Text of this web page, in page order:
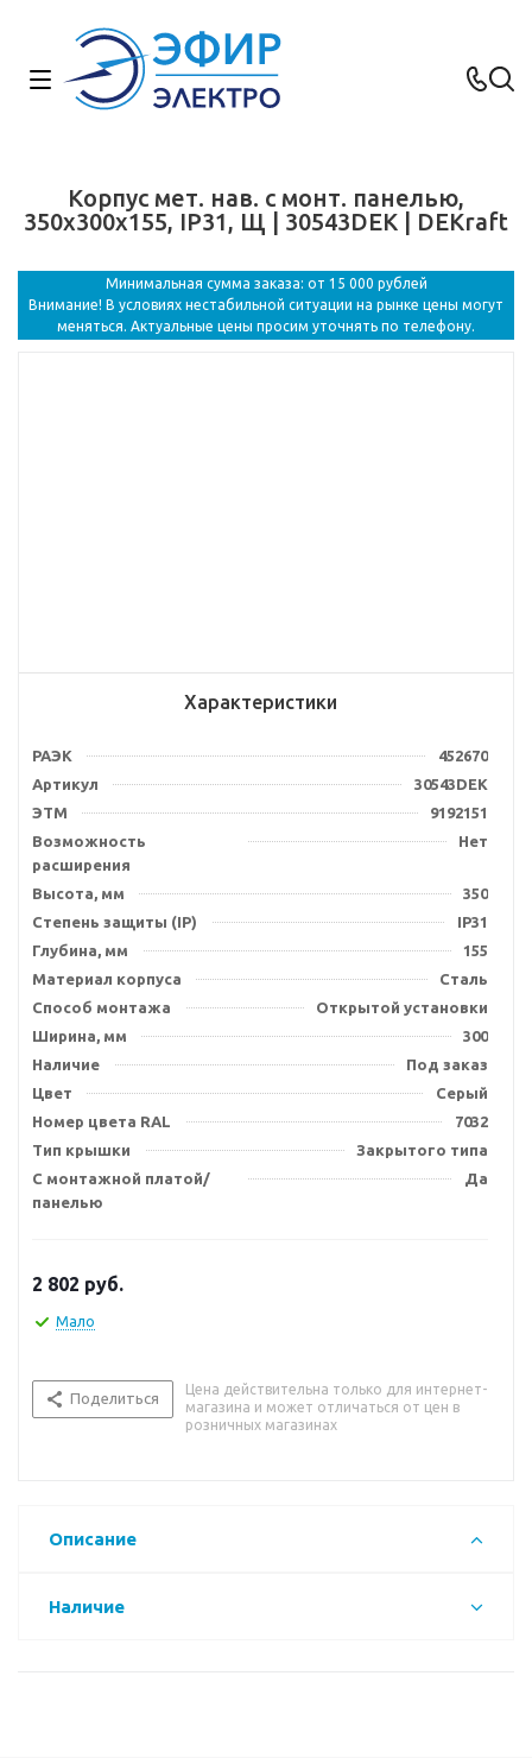
Корпус мет. нав. с монт. панелью,
350х300х155, IP31, Щ | 30543DEK | DEKraft
Минимальная сумма заказа: от 15 000 рублей
Внимание! В условиях нестабильной ситуации на рынке цены могут
меняться. Актуальные цены просим уточнять по телефону.
Характеристики
РАЭК
452670
Артикул
30543DEK
ЭТМ
9192151
Возможность
расширения
Нет
Высота, мм
350
Степень защиты (IP)
IP31
Глубина, мм
155
Материал корпуса
Сталь
Способ монтажа
Открытой установки
Ширина, мм
300
Наличие
Под заказ
Цвет
Серый
Номер цвета RAL
7032
Тип крышки
Закрытого типа
С монтажной платой/
панелью
Да
2 802 руб.
Мало
Поделиться
Цена действительна только для интернет-
магазина и может отличаться от цен в
розничных магазинах
Описание
Наличие